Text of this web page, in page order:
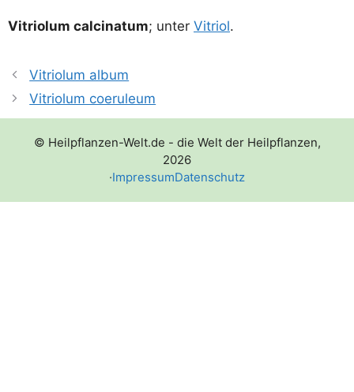
Vitrio­lum cal­ci­na­tum; unter Vitri­ol.
Vitriolum album
Vitriolum coeruleum
© Heilpflanzen-Welt.de - die Welt der Heilpflanzen,
2026
·ImpressumDatenschutz